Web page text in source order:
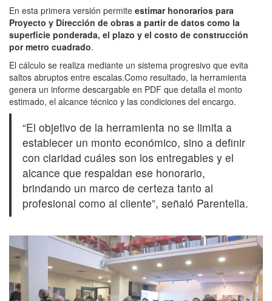
En esta primera versión permite estimar honorarios para
Proyecto y Dirección de obras a partir de datos como la
superficie ponderada, el plazo y el costo de construcción
por metro cuadrado.
El cálculo se realiza mediante un sistema progresivo que evita
saltos abruptos entre escalas.Como resultado, la herramienta
genera un informe descargable en PDF que detalla el monto
estimado, el alcance técnico y las condiciones del encargo.
“El objetivo de la herramienta no se limita a
establecer un monto económico, sino a definir
con claridad cuáles son los entregables y el
alcance que respaldan ese honorario,
brindando un marco de certeza tanto al
profesional como al cliente”, señaló Parentella.